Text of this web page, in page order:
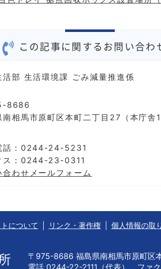
この記事に関するお問い合わ
活部 生活環境課 ごみ減量推進係
8686
南相馬市原町区本町二丁目27（本庁舎1
話：0244-24-5231
ス：0244-23-0311
合わせメールフォーム
について リンク・著作権 個人情報の取
〒975-8686 福島県南相馬市原町区